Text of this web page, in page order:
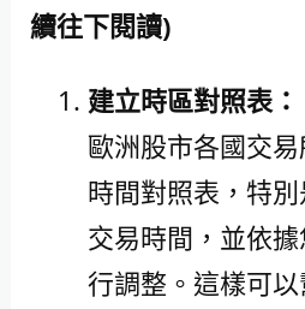
續往下閱讀)
建立時區對照表：
歐洲股市各國交
時間對照表，特
交易時間，並依
行調整。這樣可